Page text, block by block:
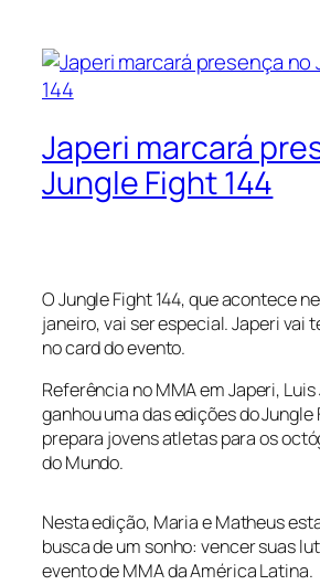
Japeri marcará
Jungle Fight 144
O Jungle Fight 144, que acontece
janeiro, vai ser especial. Japeri vai
no card do evento.
Referência no MMA em Japeri, Luis
ganhou uma das edições do Jungle
prepara jovens atletas para os
do Mundo.
Nesta edição, Maria e Matheus
busca de um sonho: vencer suas
evento de MMA da América Latina.